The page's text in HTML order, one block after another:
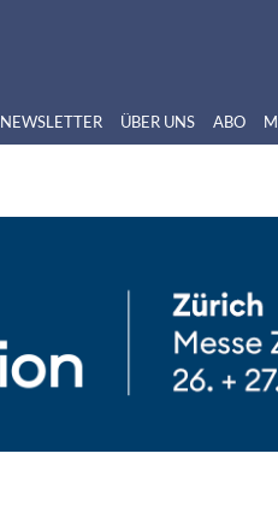
NEWSLETTER ÜBER UNS ABO